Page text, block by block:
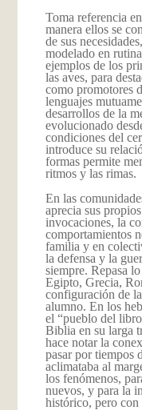
Toma referencia
manera ellos se
de sus
modelado en
ejemplos de los
las aves, para
como promotores
lenguajes
desarrollos de la
evolucionado
condiciones del
introduce su
formas permite
ritmos y las rimas.
En las
aprecia sus
invocaciones, la
comportamientos
familia y en
la defensa y la
siempre. Repasa
Egipto, Grecia,
configuración de
alumno. En los
el “pueblo del
Biblia en su larga
hace notar la
pasar por tiempos
aclimataba al
los fenómenos,
nuevos, y para la
histórico, pero con